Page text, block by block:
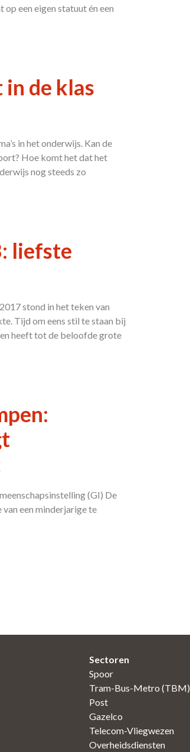
een eigen statuut én een
de klas
in het onderwijs. Kan de
Hoe komt het dat het
nog steeds zo
liefste
stond in het teken van
Tijd om eens stil te staan bij
heeft tot de beloofde grote
(GI) De
een minderjarige te
Sectoren
Spoor
Tram-Bus-Metro (TBM)
Post
Gazelco
Telecom-Vliegwezen
Overheidsdiensten